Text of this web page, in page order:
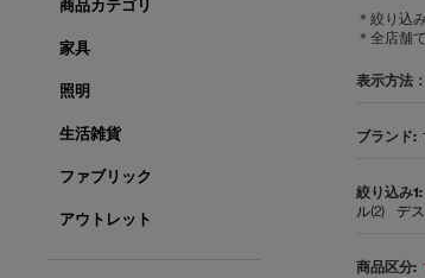
＊絞り込
＊全店舗
表示方法：
ル(2)
デ
商品カテゴリ
家具
照明
生活雑貨
ファブリック
アウトレット